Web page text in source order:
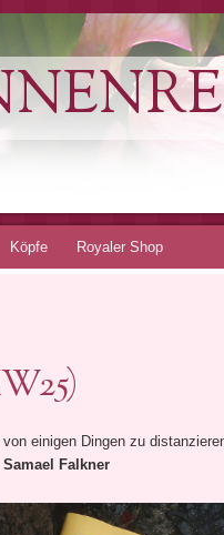
Köpfe Royaler Shop
einigen Dingen zu
Samael Falkner